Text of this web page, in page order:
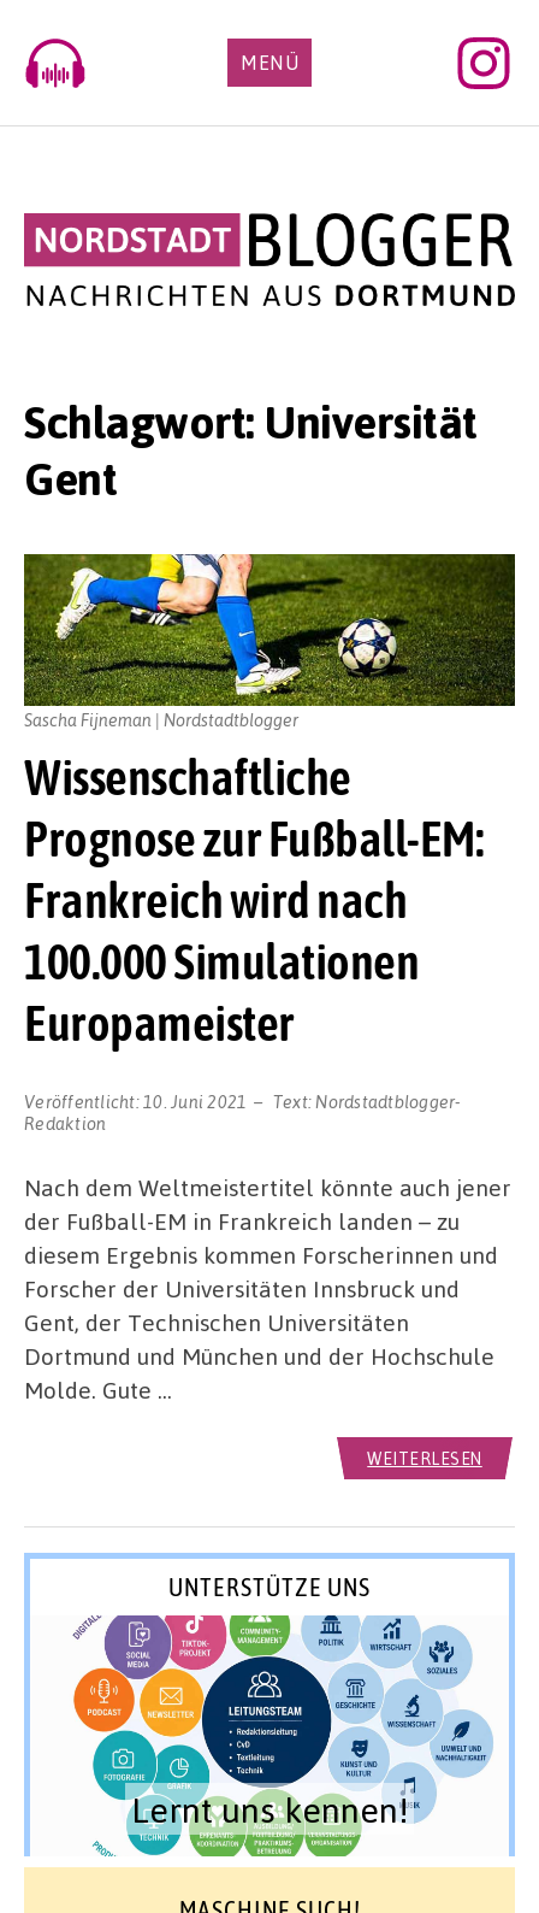
content
MENÜ
Schlagwort: Universität
Gent
Wissenschaftliche
Prognose zur Fußball-EM:
Frankreich wird nach
100.000 Simulationen
Europameister
Veröffentlicht: 10. Juni 2021 Text: Nordstadtblogger-
Redaktion
Sascha Fijneman | Nordstadtblogger
Nach dem Weltmeistertitel könnte auch jener
der Fußball-EM in Frankreich landen – zu
diesem Ergebnis kommen Forscherinnen und
Forscher der Universitäten Innsbruck und
Gent, der Technischen Universitäten
Dortmund und München und der Hochschule
Molde. Gute …
WEITERLESEN
UNTERSTÜTZE UNS
Lernt uns kennen!